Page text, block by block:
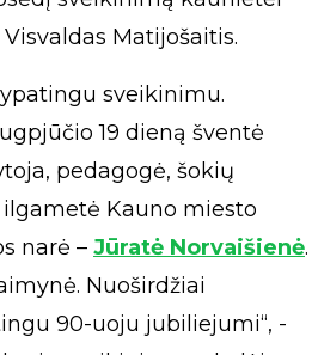
Matijošaitis.
sveikinimu.
19 dieną šventė
pedagogė, šokių
Kauno miesto
narė – Jūratė Norvaišienė.
Nuoširdžiai
90-uoju jubiliejumi“, -